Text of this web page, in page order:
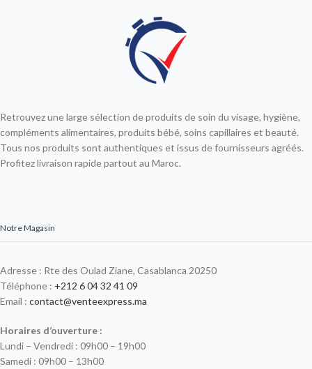
Retrouvez une large sélection de produits de soin du visage, hygiène,
compléments alimentaires, produits bébé, soins capillaires et beauté.
Tous nos produits sont authentiques et issus de fournisseurs agréés.
Profitez livraison rapide partout au Maroc.
Notre Magasin
Adresse : Rte des Oulad Ziane, Casablanca 20250
Téléphone : +212 6 04 32 41 09
Email : contact@venteexpress.ma
Horaires d’ouverture :
Lundi – Vendredi : 09h00 – 19h00
Samedi : 09h00 – 13h00